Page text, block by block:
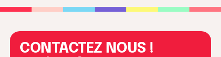
CONTACTEZ NOUS !